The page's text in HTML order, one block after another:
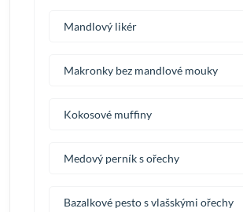
Mandlový likér
Makronky bez mandlové mouky
Kokosové muffiny
Medový perník s ořechy
Bazalkové pesto s vlašskými ořechy